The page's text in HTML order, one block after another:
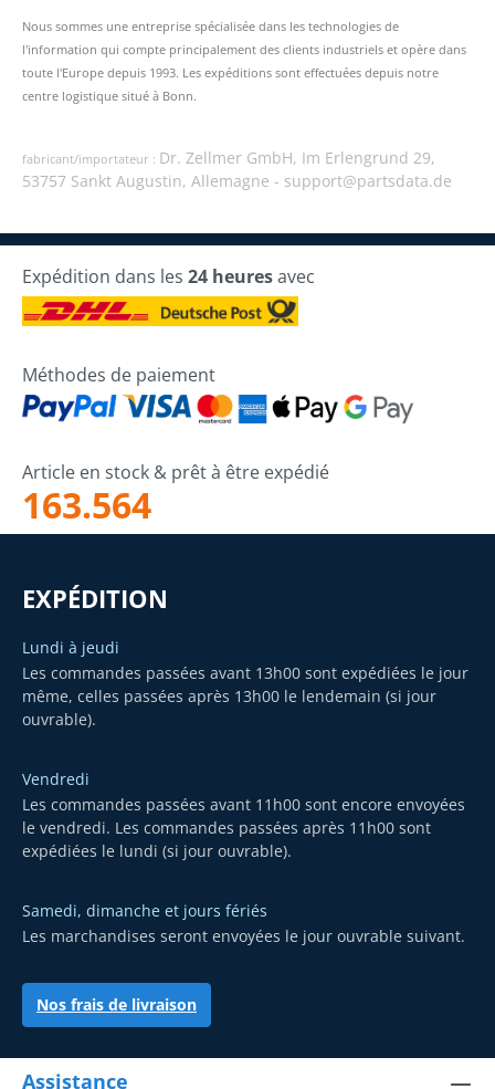
Nous sommes une entreprise spécialisée dans les technologies de
l'information qui compte principalement des clients industriels et opère dans
toute l'Europe depuis 1993. Les expéditions sont effectuées depuis notre
centre logistique situé à Bonn.
fabricant/importateur : Dr. Zellmer GmbH, Im Erlengrund 29,
53757 Sankt Augustin, Allemagne - support@partsdata.de
Expédition dans les 24 heuresavec
Méthodes de paiement
Article en stock & prêt à être expédié
163.564
EXPÉDITION
Lundi à jeudi
Les commandes passées avant 13h00 sont expédiées le jour
même, celles passées après 13h00 le lendemain (si jour
ouvrable).
Vendredi
Les commandes passées avant 11h00 sont encore envoyées
le vendredi. Les commandes passées après 11h00 sont
expédiées le lundi (si jour ouvrable).
Samedi, dimanche et jours fériés
Les marchandises seront envoyées le jour ouvrable suivant.
Nos frais de livraison
Assistance